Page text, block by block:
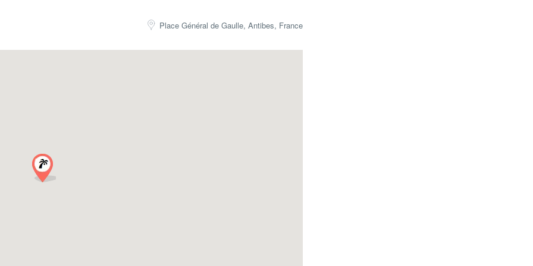
Renoir, Claude Monet, Henri Matisse e Pablo Picasso.
private.
personalizzare il tuo tour in base alle tue esigenze e ai tuoi interessi.
Place Général de Gaulle, Antibes, France